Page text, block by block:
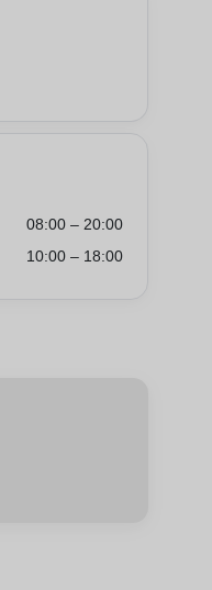
08:00 – 20:00
10:00 – 18:00